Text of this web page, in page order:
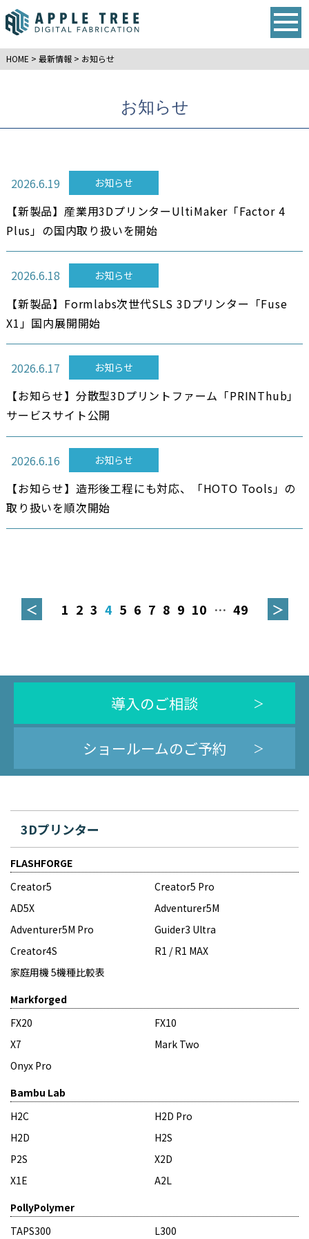
HOME > 最新情報> お知らせ
お知らせ
2026.6.19 お知らせ
【新製品】産業用3DプリンターUltiMaker「Factor 4
Plus」の国内取り扱いを開始
2026.6.18 お知らせ
【新製品】Formlabs次世代SLS 3Dプリンター「Fuse
X1」国内展開開始
2026.6.17 お知らせ
【お知らせ】分散型3Dプリントファーム「PRINThub」
サービスサイト公開
2026.6.16 お知らせ
【お知らせ】造形後工程にも対応、「HOTO Tools」の
取り扱いを順次開始
ン
＜ 1 2 3 4 5 6 7 8 9 10 … 49 ＞
導入のご相談
ショールームのご予約
3Dプリンター
FLASHFORGE
Creator5
Creator5 Pro
AD5X
Adventurer5M
Adventurer5M Pro
Guider3 Ultra
Creator4S
R1 / R1 MAX
家庭用機 5機種比較表
Markforged
FX20
FX10
X7
Mark Two
Onyx Pro
Bambu Lab
H2C
H2D Pro
H2D
H2S
P2S
X2D
X1E
A2L
PollyPolymer
TAPS300
L300